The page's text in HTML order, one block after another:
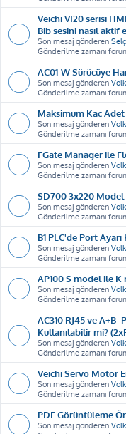
Veichi VI20 serisi
Bib sesini nasıl aktif
Son mesaj gönderen
Gönderilme zamanı
AC01-W Sürücüye
Son mesaj gönderen
Gönderilme zamanı
Maksimum Kaç
Son mesaj gönderen
Gönderilme zamanı
FGate Manager ile
Son mesaj gönderen
Gönderilme zamanı
SD700 3x220 Model
Son mesaj gönderen
Gönderilme zamanı
B1 PLC'de Port
Son mesaj gönderen
Gönderilme zamanı
AP100 S model ile
Son mesaj gönderen
Gönderilme zamanı
AC310 RJ45 ve A+B-
Kullanılabilir mi?
Son mesaj gönderen
Gönderilme zamanı
Veichi Servo Motor
Son mesaj gönderen
Gönderilme zamanı
PDF Görüntüleme
Son mesaj gönderen